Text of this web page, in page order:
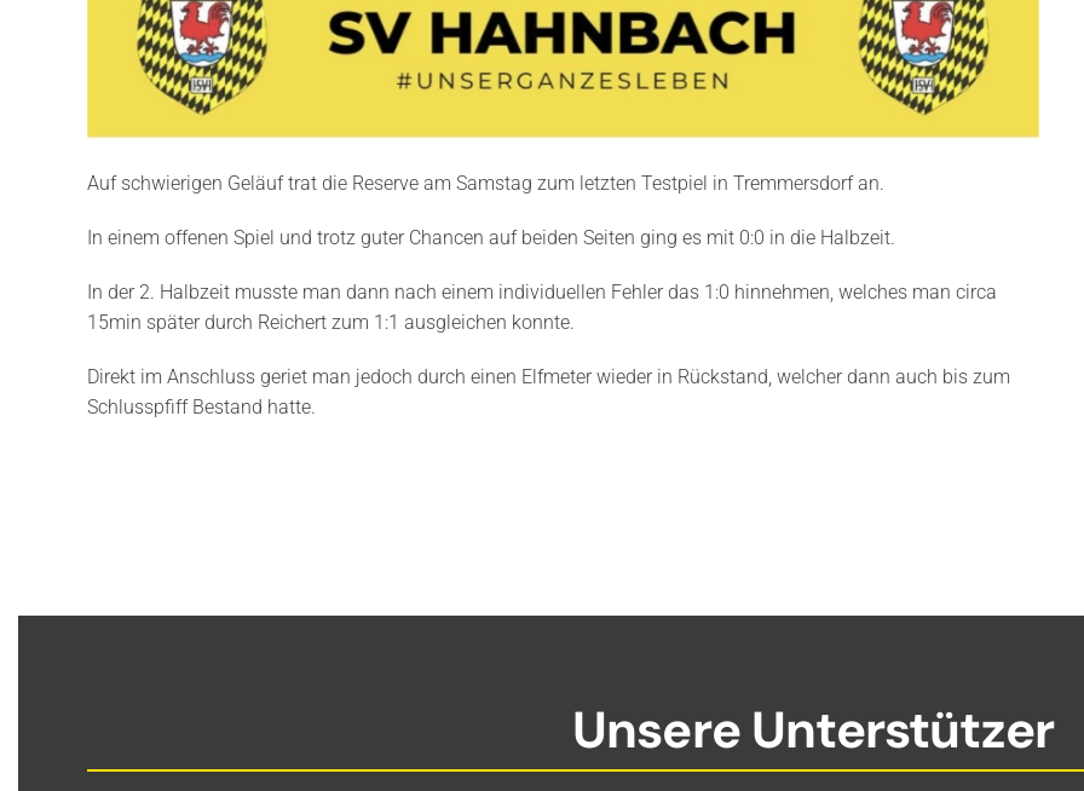
Auf schwierigen Geläuf trat die Reserve am Samstag zum letzten Testpiel in Tremmersdorf an.
In einem offenen Spiel und trotz guter Chancen auf beiden Seiten ging es mit 0:0 in die Halbzeit.
In der 2. Halbzeit musste man dann nach einem individuellen Fehler das 1:0 hinnehmen, welches man circa
15min später durch Reichert zum 1:1 ausgleichen konnte.
Direkt im Anschluss geriet man jedoch durch einen Elfmeter wieder in Rückstand, welcher dann auch bis zum
Schlusspfiff Bestand hatte.
Unsere Unterstützer